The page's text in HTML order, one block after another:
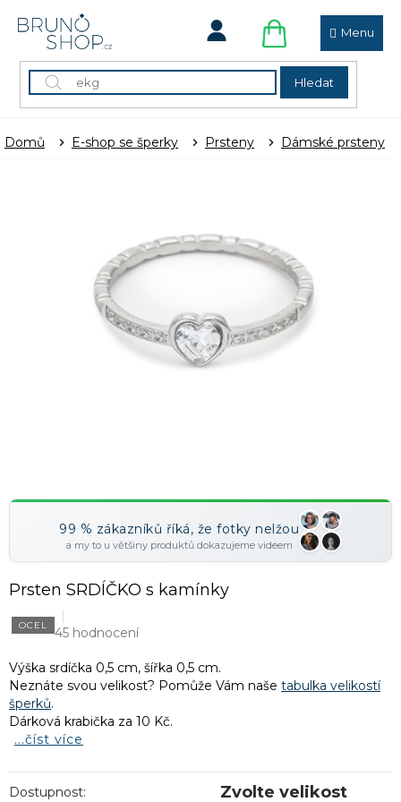
Hledat
NÁKUPNÍ
KOŠÍK
Domů E-shop se šperky Prsteny Dámské prsteny
99 % zákazníků říká, že fotky nelžou
a my to u většiny produktů dokazujeme videem
Prsten SRDÍČKO s kamínky
OCEL 45 hodnocení
Výška srdíčka 0,5 cm, šířka 0,5 cm.
Neznáte svou velikost? Pomůže Vám naše tabulka velikostí
šperků.
Dárková krabička za 10 Kč.
...číst více
Dostupnost: Zvolte velikost